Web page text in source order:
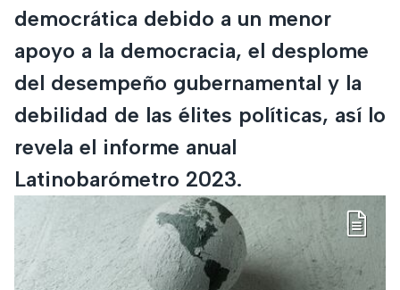
democrática debido a un menor
apoyo a la democracia, el desplome
del desempeño gubernamental y la
debilidad de las élites políticas, así lo
revela el informe anual
Latinobarómetro 2023.